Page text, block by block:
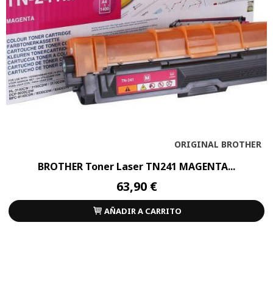
ORIGINAL BROTHER
BROTHER Toner Laser TN241 MAGENTA...
63,90 €
AÑADIR A CARRITO